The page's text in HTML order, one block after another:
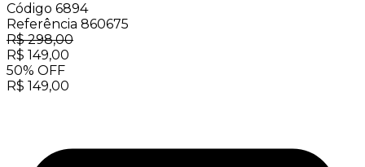
Código 6894
Referência 860675
R$298,00
R$ 149,00
50% OFF
R$ 149,00